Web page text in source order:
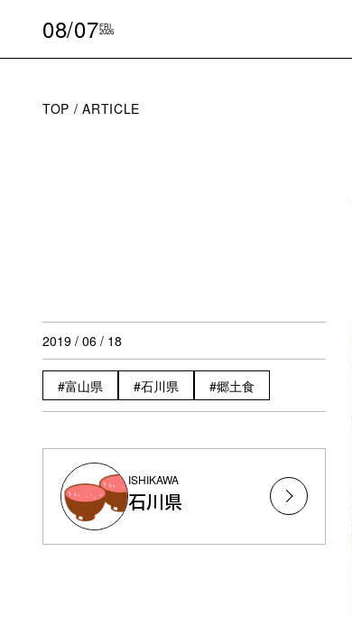
08/07FRI
2026
TOP ARTICLE
2019 / 06 / 18
富山県 石川県 郷土食
ISHIKAWA
石川県